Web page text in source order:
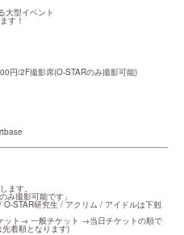
大型イベント
す！
円/2F撮影席(O-STARのみ撮影可能)
ます。
み撮影可能です」
STAR研究生 / アクリム / アイドルは下剋
ット→ 一般チケット →当日チケットの順で
着順となります)